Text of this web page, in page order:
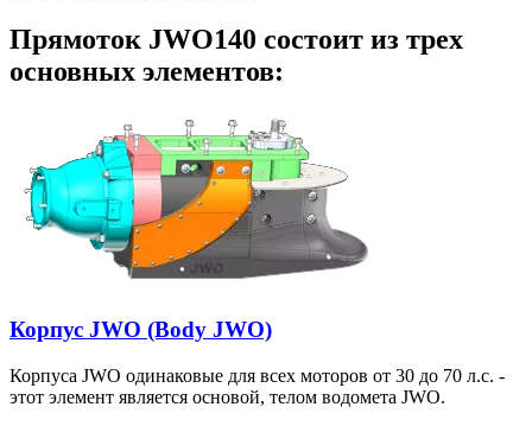
Прямоток JWO140 состоит из трех
основных элементов:
Корпус JWO (Body JWO)
Корпуса JWO одинаковые для всех моторов от 30 до 70 л.с. -
этот элемент является основой, телом водомета JWO.